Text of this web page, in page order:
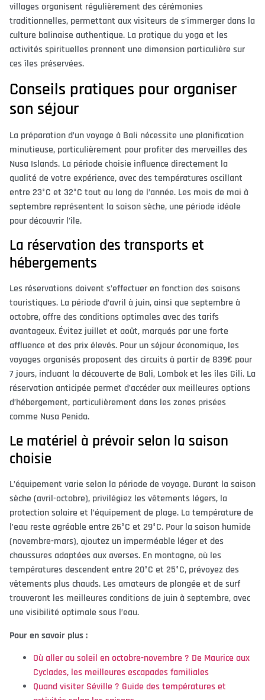
villages organisent régulièrement des cérémonies
traditionnelles, permettant aux visiteurs de s’immerger dans la
culture balinaise authentique. La pratique du yoga et les
activités spirituelles prennent une dimension particulière sur
ces îles préservées.
Conseils pratiques pour organiser
son séjour
La préparation d’un voyage à Bali nécessite une planification
minutieuse, particulièrement pour profiter des merveilles des
Nusa Islands. La période choisie influence directement la
qualité de votre expérience, avec des températures oscillant
entre 23°C et 32°C tout au long de l’année. Les mois de mai à
septembre représentent la saison sèche, une période idéale
pour découvrir l’île.
La réservation des transports et
hébergements
Les réservations doivent s’effectuer en fonction des saisons
touristiques. La période d’avril à juin, ainsi que septembre à
octobre, offre des conditions optimales avec des tarifs
avantageux. Évitez juillet et août, marqués par une forte
affluence et des prix élevés. Pour un séjour économique, les
voyages organisés proposent des circuits à partir de 839€ pour
7 jours, incluant la découverte de Bali, Lombok et les îles Gili. La
réservation anticipée permet d’accéder aux meilleures options
d’hébergement, particulièrement dans les zones prisées
comme Nusa Penida.
Le matériel à prévoir selon la saison
choisie
L’équipement varie selon la période de voyage. Durant la saison
sèche (avril-octobre), privilégiez les vêtements légers, la
protection solaire et l’équipement de plage. La température de
l’eau reste agréable entre 26°C et 29°C. Pour la saison humide
(novembre-mars), ajoutez un imperméable léger et des
chaussures adaptées aux averses. En montagne, où les
températures descendent entre 20°C et 25°C, prévoyez des
vêtements plus chauds. Les amateurs de plongée et de surf
trouveront les meilleures conditions de juin à septembre, avec
une visibilité optimale sous l’eau.
Pour en savoir plus :
Où aller au soleil en octobre-novembre ? De Maurice aux
Cyclades, les meilleures escapades familiales
Quand visiter Séville ? Guide des températures et